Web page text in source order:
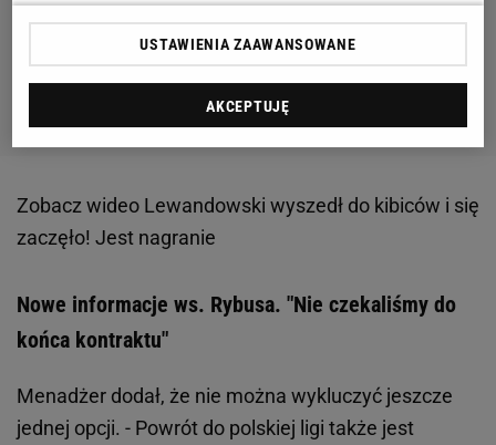
Zobacz wideo Lewandowski wyszedł do kibiców i się
zaczęło! Jest nagranie
Nowe informacje ws. Rybusa. "Nie czekaliśmy do
końca kontraktu"
Menadżer dodał, że nie można wykluczyć jeszcze
jednej opcji. - Powrót do polskiej ligi także jest
USTAWIENIA ZAAWANSOWANE
AKCEPTUJĘ